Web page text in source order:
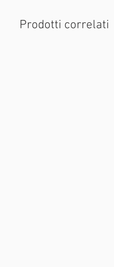
Prodotti correlati